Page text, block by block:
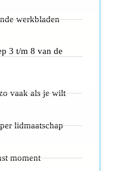
werkbladen
3 t/m 8 van de
vaak als je wilt
lidmaatschap
moment